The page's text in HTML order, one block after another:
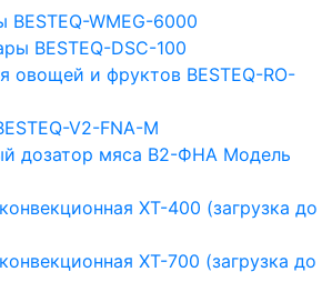
WMEG-6000
BESTEQ-DSC-100
овощей и фруктов BESTEQ-RO-
V2-FNA-M
дозатор мяса В2-ФНА Модель
ХТ-400 (загрузка до
ХТ-700 (загрузка до